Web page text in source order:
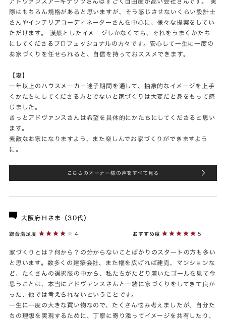
際はもちろん規格があると思いますが、そう感じさせないくらい設計士
さんやインテリアコーディネーターさんを中心に、様々な提案をしてい
ただけます。 漠然としたイメージしかなくても、それをうまくかたち
にしてくださるプロフェッショナルの方々です。安心して一生に一度の
お家づくりを任せられると、自信を持っておススメできます。
【妻】
一年以上のハウスメーカー迷子期間を通して、抽象的なイメージを上手
くかたちにしてくださる方とでないと家づくりは大変だと身をもって感
じました。
きっとアドヴァンスさんは希望を具体的にかたちにしてくださると思い
ます。
素敵なお家になりますよう、また楽しんでお家づくりができますよう
に。
こちらのオーナー様の声をすべて見る
大阪府Ｈさま（30代）
総合満足度 4 おすすめ度 5
家づくりとは？何から？の分からないことばかりのスタートの方も多い
と思います。数多くの建築会社、また幅を広げれば建売、マンションな
ど、たくさんの選択肢の中から、私たちがたどり着いたゴールを見て今
思うことは、本当にアドヴァンスさんと一緒に家づくりをしてきて良か
った、他では考えられないということです。
一生に一度の大きな買い物なので、たくさん悩み考えましたが、自分た
ちの理想を実現するために、丁寧に寄り添ってイメージを共有したり、